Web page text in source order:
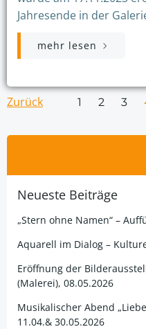
Jahresende in der
mehr lesen
Posts
navigation
Zurück
Posts
Page
1 Page
2 3
Suchen
Neueste Beiträge
„Stern ohne Namen“ –
Aquarell im Dialog –
Eröffnung der
(Malerei), 08.05.2026
Musikalischer Abend
11.04.& 30.05.2026